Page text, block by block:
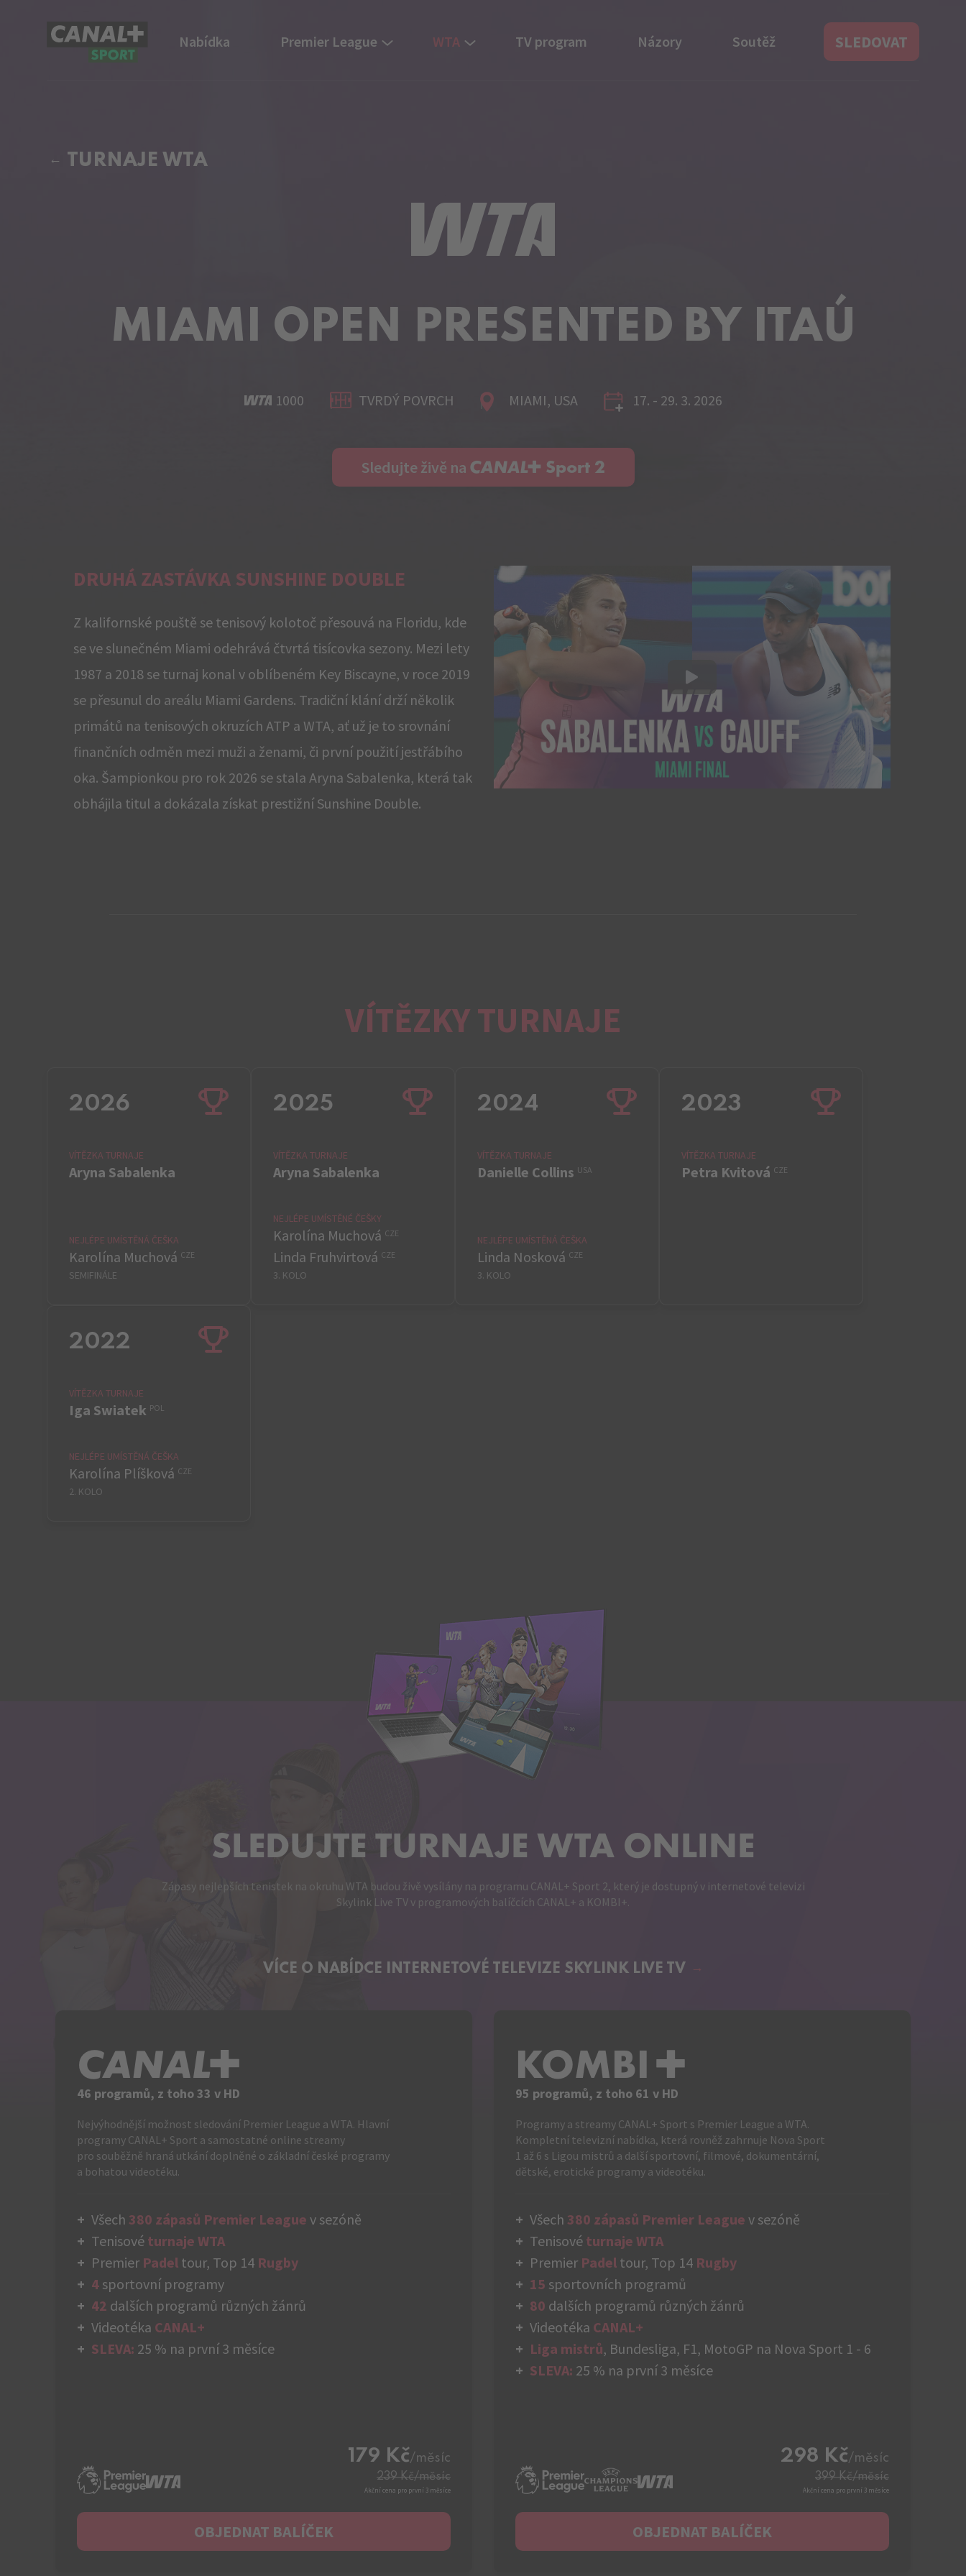
CANAL+ Sport Nabídka Premier League WTA TV program Názory Soutěž SLEDOVAT
TURNAJE WTA
MIAMI OPEN PRESENTED BY ITAÚ
1000 TVRDÝ POVRCH MIAMI, USA 17. - 29. 3. 2026
Sledujte živě na C+ Sport 2
DRUHÁ ZASTÁVKA SUNSHINE DOUBLE
Z kalifornské pouště se tenisový kolotoč přesouvá na Floridu, kde
se ve slunečném Miami odehrává čtvrtá tisícovka sezony. Mezi lety
1987 a 2018 se turnaj konal v oblíbeném Key Biscayne, v roce 2019
se přesunul do areálu Miami Gardens. Tradiční klání drží několik
primátů na tenisových okruzích ATP a WTA, ať už je to srovnání
finančních odměn mezi muži a ženami, či první použití jestřábího
oka. Šampionkou pro rok 2026 se stala Aryna Sabalenka, která tak
obhájila titul a dokázala získat prestižní Sunshine Double.
VÍTĚZKY TURNAJE
2026
VÍTĚZKA TURNAJE
Aryna Sabalenka
NEJLÉPE UMÍSTĚNÁ ČEŠKA
Karolína Muchová CZE
SEMIFINÁLE
2025
VÍTĚZKA TURNAJE
Aryna Sabalenka
NEJLÉPE UMÍSTĚNÉ ČEŠKY
Karolína Muchová CZE
Linda Fruhvirtová CZE
3. KOLO
2024
VÍTĚZKA TURNAJE
Danielle Collins USA
NEJLÉPE UMÍSTĚNÁ ČEŠKA
Linda Nosková CZE
3. KOLO
2023
VÍTĚZKA TURNAJE
Petra Kvitová CZE
2022
VÍTĚZKA TURNAJE
Iga Swiatek POL
NEJLÉPE UMÍSTĚNÁ ČEŠKA
Karolína Plíšková CZE
2. KOLO
SLEDUJTE TURNAJE WTA ONLINE
Zápasy nejlepších tenistek na okruhu WTA budou živě vysílány na programu CANAL+ Sport 2, který je dostupný v internetové televizi
Skylink Live TV v programových balíčcích CANAL+ a KOMBI+.
VÍCE O NABÍDCE INTERNETOVÉ TELEVIZE SKYLINK LIVE TV
C+
46 programů, z toho 33 v HD
Nejvýhodnější možnost sledování Premier League a WTA. Hlavní
programy CANAL+ Sport a samostatné online streamy
pro souběžně hraná utkání doplněné o základní české programy
a bohatou videotéku.
Všech 380 zápasů Premier League v sezóně
Tenisové turnaje WTA
Premier Padel tour, Top 14 Rugby
4 sportovní programy
42 dalších programů různých žánrů
Videotéka CANAL+
SLEVA: 25 % na první 3 měsíce
179 Kč/měsíc
239 Kč/měsíc
Akční cena pro první 3 měsíce
OBJEDNAT BALÍČEK
KOMBI+
95 programů, z toho 61 v HD
Programy a streamy CANAL+ Sport s Premier League a WTA.
Kompletní televizní nabídka, která rovněž zahrnuje Nova Sport
1 až 6 s Ligou mistrů a další sportovní, filmové, dokumentární,
dětské, erotické programy a videotéku.
Všech 380 zápasů Premier League v sezóně
Tenisové turnaje WTA
Premier Padel tour, Top 14 Rugby
15 sportovních programů
80 dalších programů různých žánrů
Videotéka CANAL+
Liga mistrů, Bundesliga, F1, MotoGP na Nova Sport 1 - 6
SLEVA: 25 % na první 3 měsíce
298 Kč/měsíc
399 Kč/měsíc
Akční cena pro první 3 měsíce
OBJEDNAT BALÍČEK